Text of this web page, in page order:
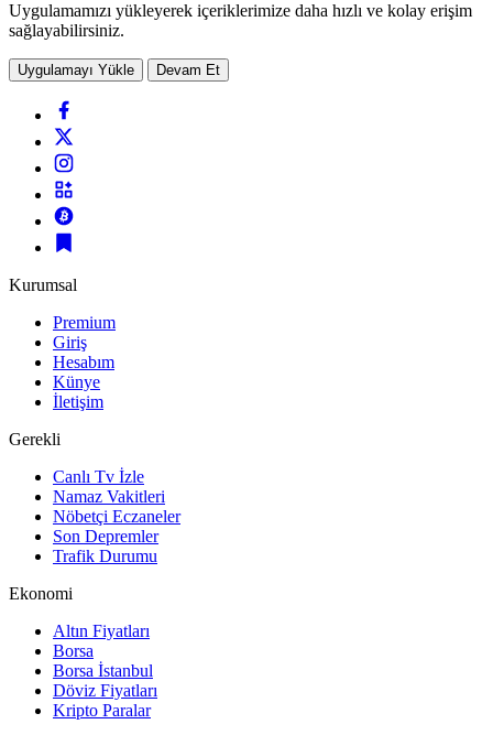
Uygulamamızı yükleyerek içeriklerimize daha hızlı ve kolay erişim
sağlayabilirsiniz.
Uygulamayı Yükle Devam Et
Kurumsal
Premium
Giriş
Hesabım
Künye
İletişim
Gerekli
Canlı Tv İzle
Namaz Vakitleri
Nöbetçi Eczaneler
Son Depremler
Trafik Durumu
Ekonomi
Altın Fiyatları
Borsa
Borsa İstanbul
Döviz Fiyatları
Kripto Paralar